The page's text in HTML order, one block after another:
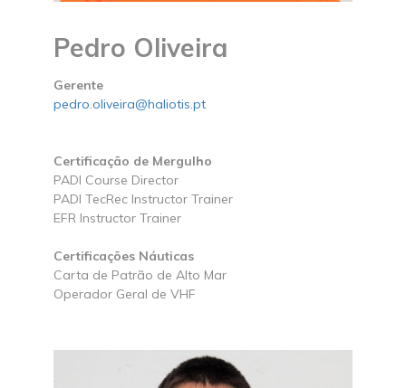
Pedro Oliveira
Gerente
pedro.oliveira@haliotis.pt
Certificação de Mergulho
PADI Course Director
PADI TecRec Instructor Trainer
EFR Instructor Trainer
Certificações Náuticas
Carta de Patrão de Alto Mar
Operador Geral de VHF